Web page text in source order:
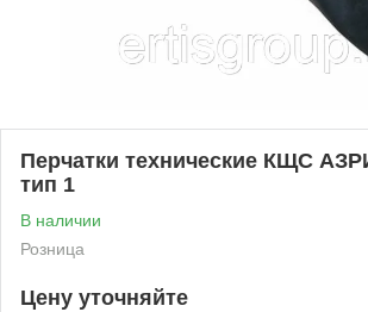
Перчатки технические КЩС
тип 1
В наличии
Розница
Цену уточняйте